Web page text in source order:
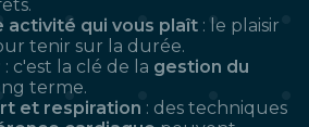
activité qui vous plaît : le plaisir
tenir sur la durée.
: c'est la clé de la gestion du
terme.
et respiration : des techniques